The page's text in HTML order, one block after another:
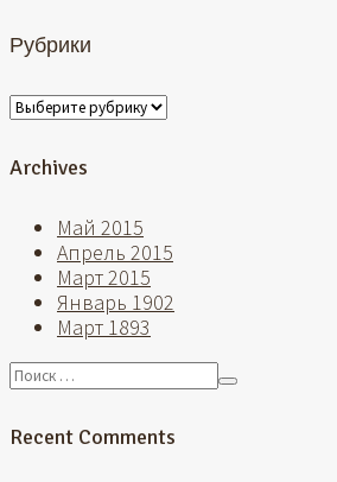
Рубрики
Рубрики
Archives
Май 2015
Апрель 2015
Март 2015
Январь 1902
Март 1893
Recent Comments